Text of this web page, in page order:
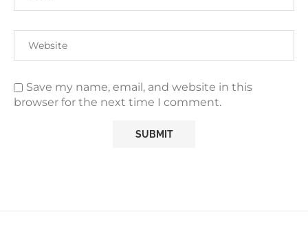
Save my name, email, and website in this
browser for the next time I comment.